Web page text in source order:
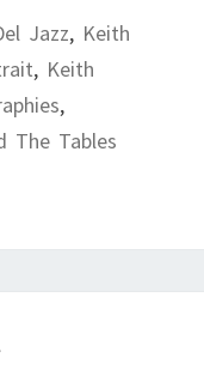
Jazz, Keith
, Keith
,
The Tables